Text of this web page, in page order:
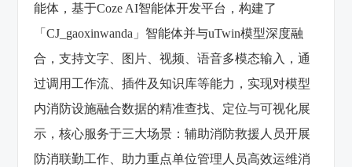
能体，基于Coze AI智能体开发平台，构建了
「CJ_gaoxinwanda」智能体并与uTwin模型深度融
合，支持文字、图片、视频、语音多模态输入，通
过调用工作流、插件及知识库等能力，实现对模型
内消防设施融合数据的精准查找、定位与可视化展
示，核心服务于三大场景：辅助消防救援人员开展
防消联勤工作、助力重点单位管理人员高效运维消